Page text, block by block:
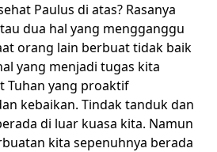
Paulus di atas? Rasanya
dua hal yang mengganggu
orang lain berbuat tidak baik
yang menjadi tugas kita
Tuhan yang proaktif
kebaikan. Tindak tanduk dan
di luar kuasa kita. Namun
kita sepenuhnya berada